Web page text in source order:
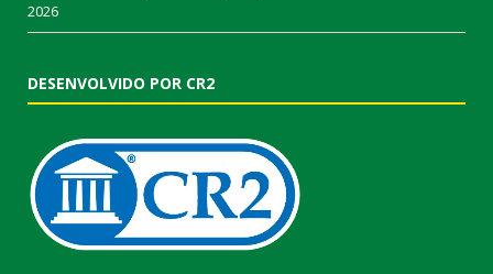
2026
DESENVOLVIDO POR CR2